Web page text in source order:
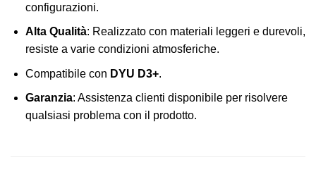
configurazioni.
Alta Qualità: Realizzato con materiali leggeri e durevoli,
resiste a varie condizioni atmosferiche.
Compatibile con DYU D3+.
Garanzia: Assistenza clienti disponibile per risolvere
qualsiasi problema con il prodotto.